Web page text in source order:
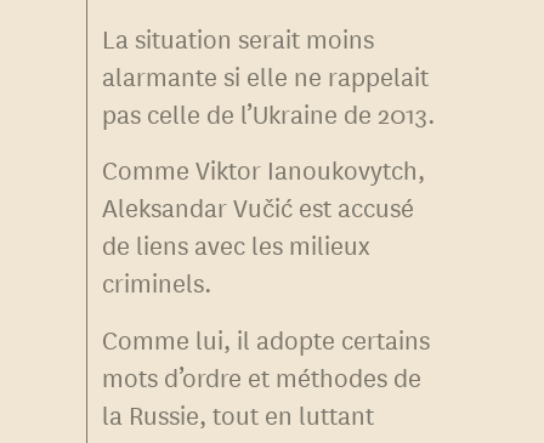
La situation serait moins
alarmante si elle ne rappelait
pas celle de l’Ukraine de 2013.
Comme Viktor Ianoukovytch,
Aleksandar Vučić est accusé
de liens avec les milieux
criminels.
Comme lui, il adopte certains
mots d’ordre et méthodes de
la Russie, tout en luttant